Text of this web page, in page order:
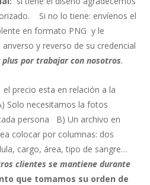
Si no lo tiene: envíenos el
en formato PNG y le
y reverso de su credencial
por trabajar con nosotros.
el precio esta en relación a la
Solo necesitamos la fotos
persona B) Un archivo en
colocar por columnas: dos
cargo, área, tipo de sangre…
clientes se mantiene durante
que tomamos su orden de